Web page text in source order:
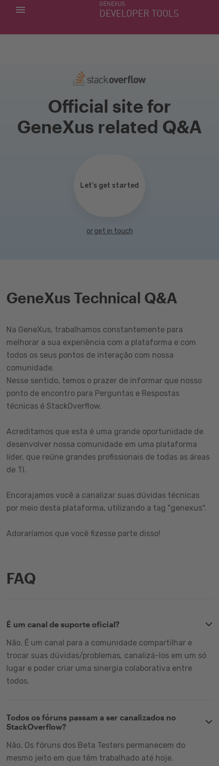
GENEXUS
DEVELOPER TOOLS
MINHAS APLICACÕES
Official site for
GeneXus related Q&A
Let’s get started
or get in touch
GeneXus Technical Q&A
Na GeneXus, trabalhamos constantemente para
melhorar a sua experiência com a plataforma e com
todos os seus pontos de interação com nossa
comunidade.
Nesse sentido, temos o prazer de informar que nosso
ponto de encontro para Perguntas e Respostas
técnicas é StackOverflow.
Acreditamos que esta é uma grande oportunidade de
desenvolver nossa comunidade em uma plataforma
líder, que reúne grandes profissionais de todas as áreas
de TI.
Encorajamos você a canalizar suas dúvidas técnicas
por meio desta plataforma, utilizando a tag "genexus".
Adoraríamos que você fizesse parte disso!
FAQ
É um canal de suporte oficial?
Não. É um canal para a comunidade compartilhar e
trocar suas dúvidas/problemas, canalizá-los em um só
lugar e poder criar uma sinergia colaborativa entre
todos.
Todos os fóruns passam a ser canalizados no
StackOverflow?
Não. Os fóruns dos Beta Testers permanecem do
mesmo jeito em que têm trabalhado até hoje.